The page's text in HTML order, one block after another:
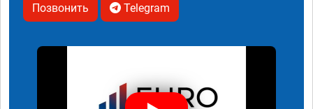
Позвонить Telegram